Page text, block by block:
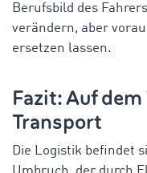
Berufsbild des
verändern, aber
ersetzen lassen.
Fazit: Auf
Transport
Die Logistik befindet